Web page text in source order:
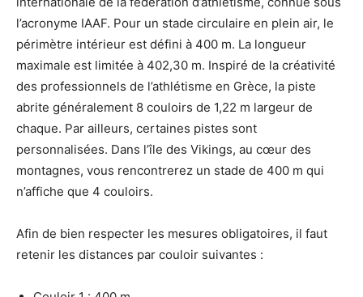
l’acronyme IAAF. Pour un stade circulaire en plein air, le
périmètre intérieur est défini à 400 m. La longueur
maximale est limitée à 402,30 m. Inspiré de la créativité
des professionnels de l’athlétisme en Grèce, la piste
abrite généralement 8 couloirs de 1,22 m largeur de
chaque. Par ailleurs, certaines pistes sont
personnalisées. Dans l’île des Vikings, au cœur des
montagnes, vous rencontrerez un stade de 400 m qui
n’affiche que 4 couloirs.
Afin de bien respecter les mesures obligatoires, il faut
retenir les distances par couloir suivantes :